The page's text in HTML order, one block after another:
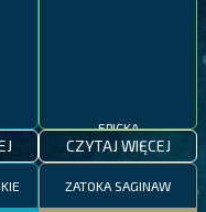
CZYTAJ WIĘCEJ
ZATOKA SAGINAW